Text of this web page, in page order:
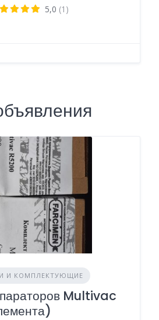
5,0 (1)
И КОМПЛЕКТУЮЩИЕ
Multivac